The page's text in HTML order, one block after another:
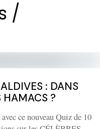
/
: DANS
HAMACS ?
ce nouveau Quiz de 10